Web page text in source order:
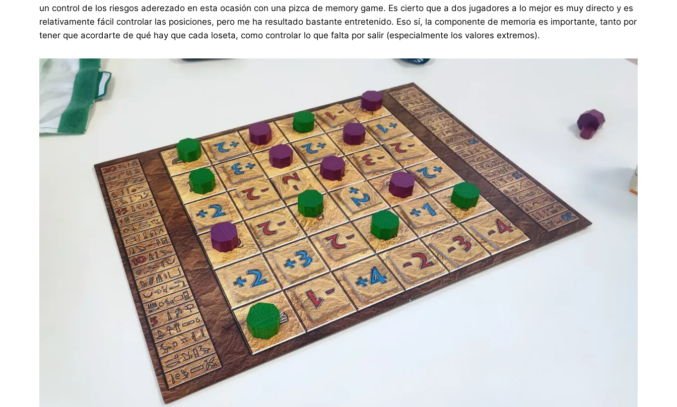
un control de los riesgos aderezado en esta ocasión con una pizca de memory game. Es cierto que a dos jugadores a lo mejor es muy directo y es
relativamente fácil controlar las posiciones, pero me ha resultado bastante entretenido. Eso sí, la componente de memoria es importante, tanto por
tener que acordarte de qué hay que cada loseta, como controlar lo que falta por salir (especialmente los valores extremos).